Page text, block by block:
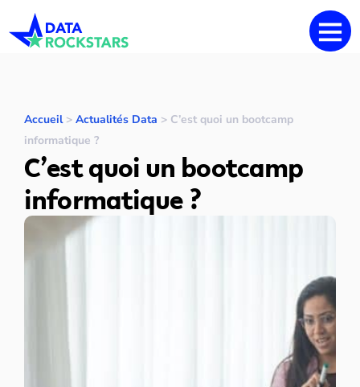
Accueil>Actualités Data > C’est quoi un bootcamp
informatique ?
C’est quoi un bootcamp
informatique ?